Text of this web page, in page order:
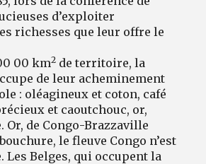
d’exploiter
richesses que leur offre le
00 km2 de territoire, la
de leur acheminement
: oléagineux et coton, café
et caoutchouc, or,
Or, de Congo-Brazzaville
le fleuve Congo n’est
Les Belges, qui occupent la